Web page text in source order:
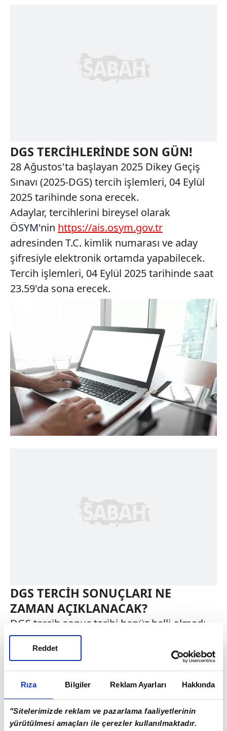
Rıza Bilgiler Reklam Ayarları Hakkında
"Sitelerimizde reklam ve pazarlama faaliyetlerinin
yürütülmesi amaçları ile çerezler kullanılmaktadır.
Reddet
DGS TERCİHLERİNDE SON GÜN!
28 Ağustos'ta başlayan 2025 Dikey Geçiş
Sınavı (2025-DGS) tercih işlemleri, 04 Eylül
2025 tarihinde sona erecek.
Adaylar, tercihlerini bireysel olarak
ÖSYM'nin https://ais.osym.gov.tr
adresinden T.C. kimlik numarası ve aday
şifresiyle elektronik ortamda yapabilecek.
Tercih işlemleri, 04 Eylül 2025 tarihinde saat
23.59'da sona erecek.
DGS TERCİH SONUÇLARI NE
ZAMAN AÇIKLANACAK?
DGS tercih sonuç tarihi henüz belli olmadı.
Geçtiğimiz sene 18 - 24 Eylül 2024 tarihleri
arasında alınan DGS tercihlerinin sonuçları
27 Eylül'de açıklanmıştı.